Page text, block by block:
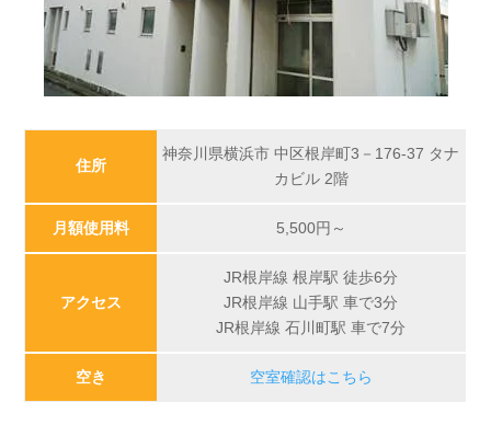
住所
神奈川県横浜市 中区根岸町3－176-37 タナ
カビル 2階
月額使用料 5,500円～
アクセス
JR根岸線 根岸駅 徒歩6分
JR根岸線 山手駅 車で3分
JR根岸線 石川町駅 車で7分
空き 空室確認はこちら